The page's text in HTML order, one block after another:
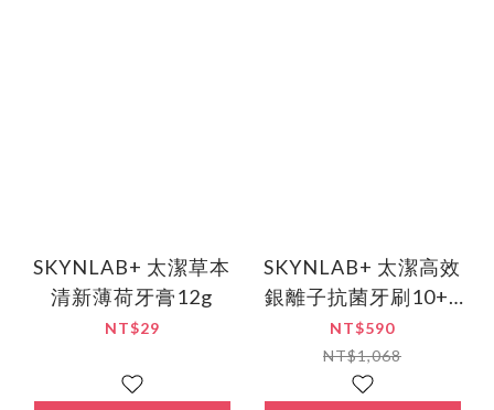
SKYNLAB+ 太潔草本
清新薄荷牙膏12g
NT$29
SKYNLAB+ 太潔高效
銀離子抗菌牙刷10+2
入組
NT$590
NT$1,068